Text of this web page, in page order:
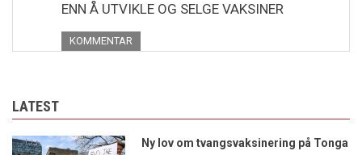
ENN Å UTVIKLE OG SELGE VAKSINER
KOMMENTAR
LATEST
Ny lov om tvangsvaksinering på Tonga